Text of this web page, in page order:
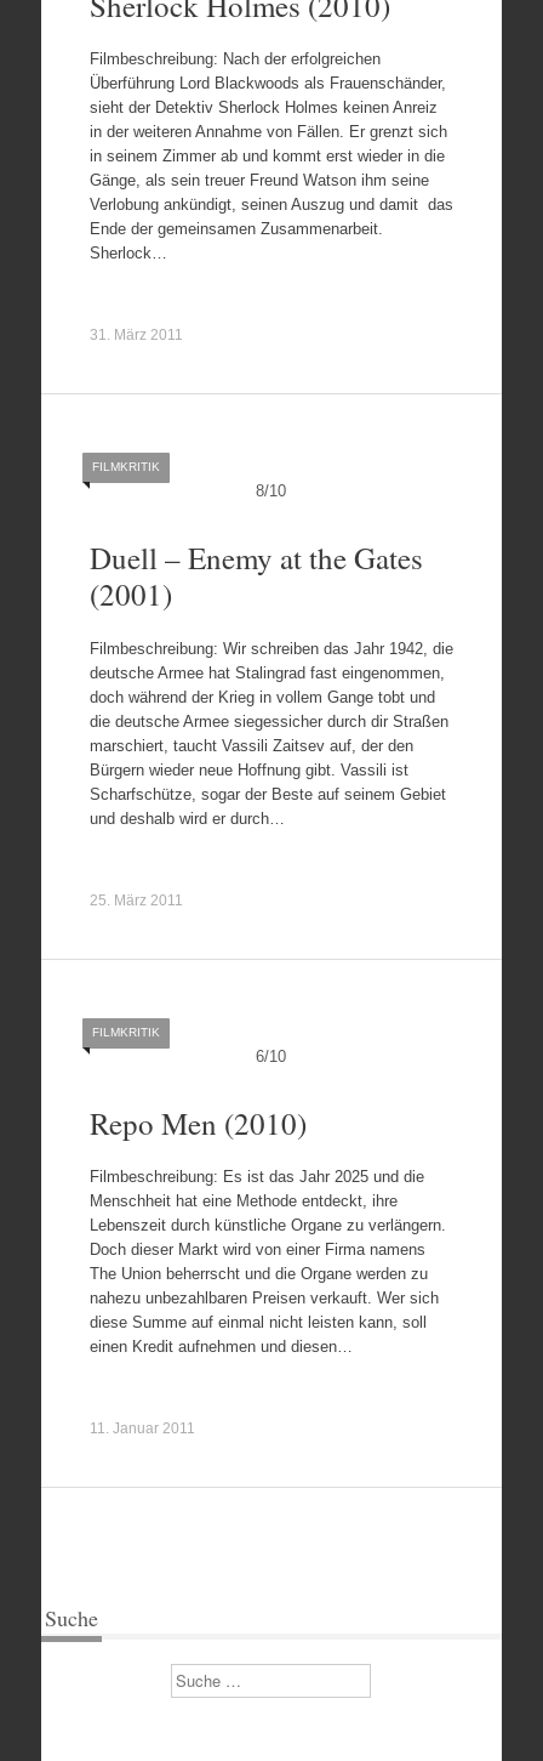
Filmbeschreibung: Nach der erfolgreichen
Überführung Lord Blackwoods als Frauenschänder,
sieht der Detektiv Sherlock Holmes keinen Anreiz
in der weiteren Annahme von Fällen. Er grenzt sich
in seinem Zimmer ab und kommt erst wieder in die
Gänge, als sein treuer Freund Watson ihm seine
Verlobung ankündigt, seinen Auszug und damit das
Ende der gemeinsamen Zusammenarbeit.
Sherlock…
31. März 2011
8/10
FILMKRITIK
Duell – Enemy at the Gates
(2001)
Filmbeschreibung: Wir schreiben das Jahr 1942, die
deutsche Armee hat Stalingrad fast eingenommen,
doch während der Krieg in vollem Gange tobt und
die deutsche Armee siegessicher durch dir Straßen
marschiert, taucht Vassili Zaitsev auf, der den
Bürgern wieder neue Hoffnung gibt. Vassili ist
Scharfschütze, sogar der Beste auf seinem Gebiet
und deshalb wird er durch…
25. März 2011
6/10
FILMKRITIK
Repo Men (2010)
Filmbeschreibung: Es ist das Jahr 2025 und die
Menschheit hat eine Methode entdeckt, ihre
Lebenszeit durch künstliche Organe zu verlängern.
Doch dieser Markt wird von einer Firma namens
The Union beherrscht und die Organe werden zu
nahezu unbezahlbaren Preisen verkauft. Wer sich
diese Summe auf einmal nicht leisten kann, soll
einen Kredit aufnehmen und diesen…
11. Januar 2011
Suche
Suchen